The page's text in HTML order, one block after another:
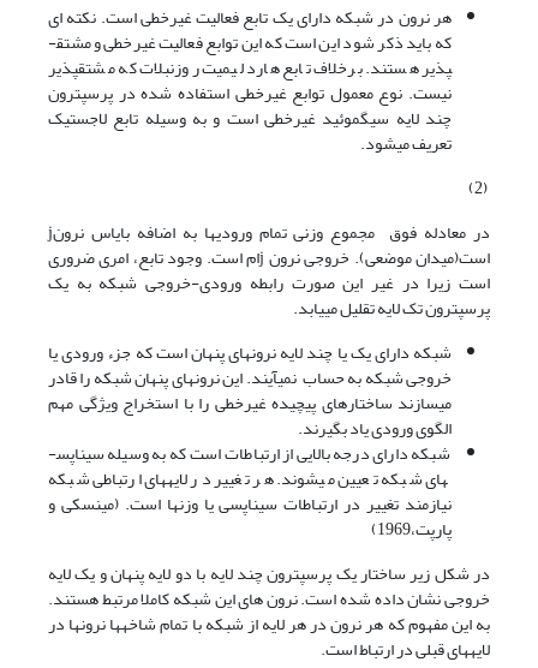
هر نرون در شبکه دارای یک تابع فعالیت غیرخطی است. نکته ای
که باید ذکر شود این است که این توابع فعالیت غیرخطی و مشتق­
پذیر هستند. برخلاف تابع هارد لیمیت روزنبلات که مشتق­پذیر
نیست. نوع معمول توابع غیرخطی استفاده شده در پرسپترون
چند لایه سیگموئید غیرخطی است و به وسیله تابع لاجستیک
تعریف می­شود.
(2)
در معادله فوق مجموع وزنی تمام ورودی­ها به اضافه بایاس نرونj
است(میدان موضعی). خروجی نرون jام است. وجود تابع، امری ضروری
است زیرا در غیر این صورت رابطه ورودی-خروجی شبکه به یک
پرسپترون تک لایه تقلیل می­یابد.
شبکه دارای یک یا چند لایه نرون­های پنهان است که جزء ورودی یا
خروجی شبکه به حساب نمی­آیند. این نرون­های پنهان شبکه را قادر
می­سازند ساختارهای پیچیده غیرخطی را با استخراج ویژگی مهم
الگوی ورودی یاد بگیرند.
شبکه دارای درجه بالایی از ارتباطات است که به وسیله سیناپس­
های شبکه تعیین می­شوند. هر تغییر در لایه­های ارتباطی شبکه
نیازمند تغییر در ارتباطات سیناپسی یا وزن­ها است. (مینسکی و
پارپت،1969)
در شکل زیر ساختار یک پرسپترون چند لایه با دو لایه پنهان و یک لایه
خروجی نشان داده شده است. نرون های این شبکه کاملا مرتبط هستند.
به این مفهوم که هر نرون در هر لایه از شبکه با تمام شاخه­ها نرون­ها در
لایه­های قبلی در ارتباط است.